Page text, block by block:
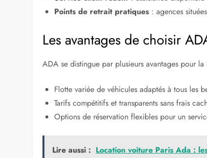
Points de retrait pratiques : agences
Les avantages de choisir
ADA se distingue par plusieurs avantages pour
Flotte variée de véhicules adaptés à tous les
Tarifs compétitifs et transparents sans frais
Options de réservation flexibles pour un
Lire aussi : Location voiture Paris Ada :